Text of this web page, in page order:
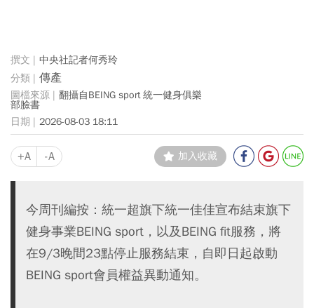
中央社記者何秀玲
傳產
翻攝自BEING sport 統一健身俱樂
部 臉書
2026-08-03 18:11
+A -A 加入收藏
今周刊編按：統一超旗下統一佳佳宣布結束旗下
健身事業BEING sport，以及BEING fit服務，將
在9/3晚間23點停止服務結束，自即日起啟動
BEING sport會員權益異動通知。